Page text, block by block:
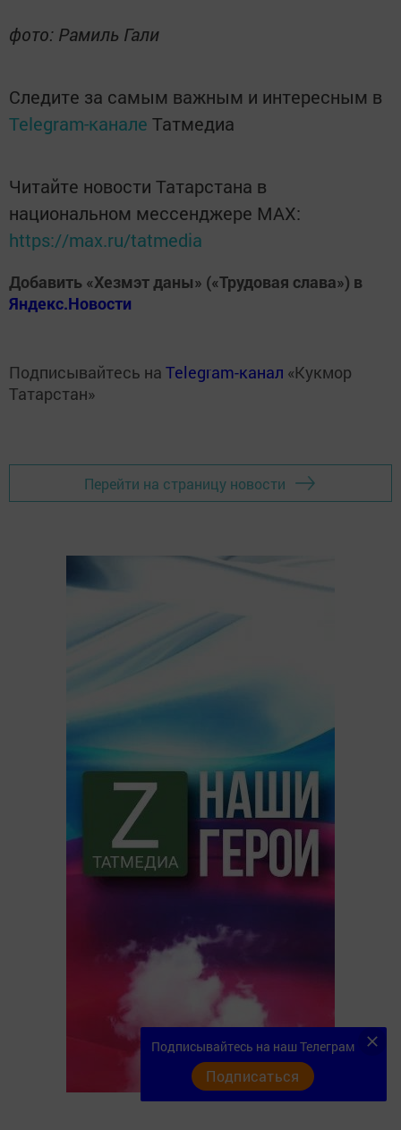
фото: Рамиль Гали
Следите за самым важным и интересным в
Telegram-канале Татмедиа
Читайте новости Татарстана в
национальном мессенджере MАХ:
https://max.ru/tatmedia
Добавить «Хезмэт даны» («Трудовая слава») в
Яндекс.Новости
Подписывайтесь на Telegram-канал «Кукмор
Татарстан»
Перейти на страницу новости
Подписывайтесь на наш Телеграм
Подписаться